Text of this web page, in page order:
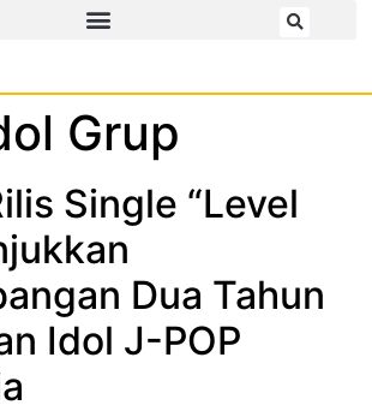
Grup
Single “Level
Dua Tahun
Idol J-POP